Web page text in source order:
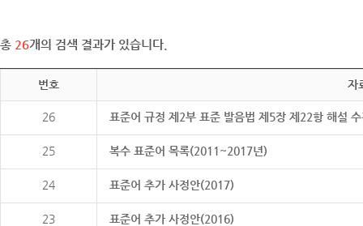
총 26개의 검색 결과가 있습니다.
번호 자
26 표준어 규정 제2부 표준 발음법 제5장 제22항 해설
25 복수 표준어 목록(2011~2017년)
24 표준어 추가 사정안(2017)
23 표준어 추가 사정안(2016)